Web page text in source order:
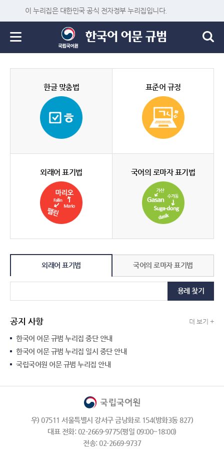
이 누리집은 대한민국 공식 전자정부 누리집입니다.
한글 맞춤법 표준어 규정
외래어 표기법 국어의 로마자 표기법
외래어 표기법 국어의 로마자 표기법
용례 찾기
공지 사항 더 보기 +
한국어 어문 규범 누리집 중단 안내
한국어 어문 규범 누리집 일시 중단 안내
국립국어원 어문 규범 누리집 안내
우) 07511 서울특별시 강서구 금낭화로 154(방화3동 827)
대표 전화: 02-2669-9775(평일 09:00~18:00)
전송: 02-2669-9737